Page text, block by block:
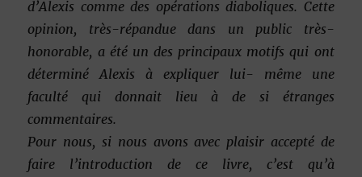
d’Alexis comme des opérations diaboliques. Cette
opinion, très-répandue dans un public très-
honorable, a été un des principaux motifs qui ont
déterminé Alexis à expliquer lui- même une
faculté qui donnait lieu à de si étranges
commentaires.
Pour nous, si nous avons avec plaisir accepté de
faire l’introduction de ce livre, c’est qu’à